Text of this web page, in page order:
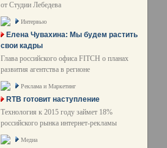
от Студии Лебедева
Интервью
Елена Чувахина: Мы будем растить
свои кадры
Глава российского офиса FITCH о планах
развития агентства в регионе
Реклама и Маркетинг
RTB готовит наступление
Технология к 2015 году займет 18%
российского рынка интернет-рекламы
Медиа